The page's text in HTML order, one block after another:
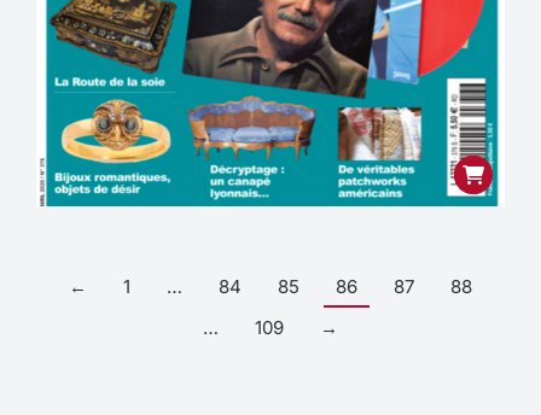
← 1 … 84 85 86 87
88
…
109 →